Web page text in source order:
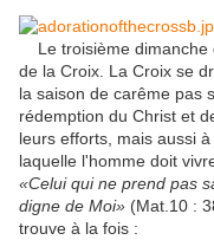
Le troisième dimanche
de la Croix La Croix se
la saison de carême pas
rédemption du Christ et
leurs efforts mais aussi à
laquelle l'homme doit
«Celui qui ne prend pas
digne de Moi» (Mat.10 :
trouve à la fois :